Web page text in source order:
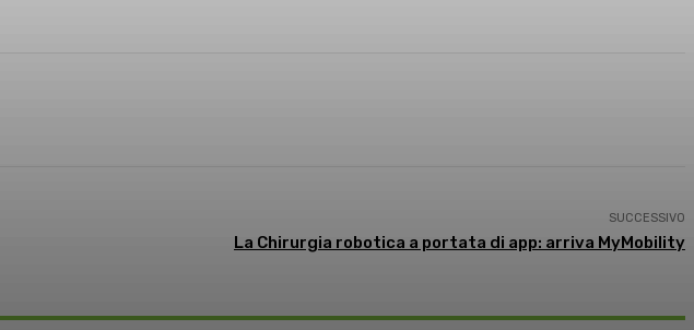
SUCCESSIVO
La Chirurgia robotica a portata di app: arriva MyMobility